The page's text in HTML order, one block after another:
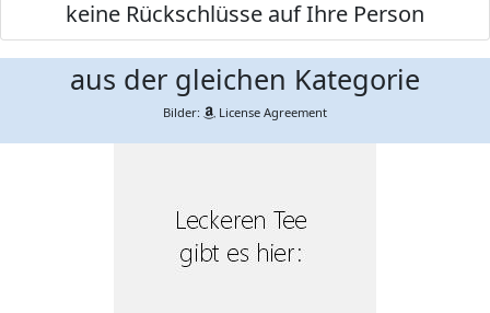
keine Rückschlüsse auf Ihre Person
aus der gleichen Kategorie
Bilder: License Agreement